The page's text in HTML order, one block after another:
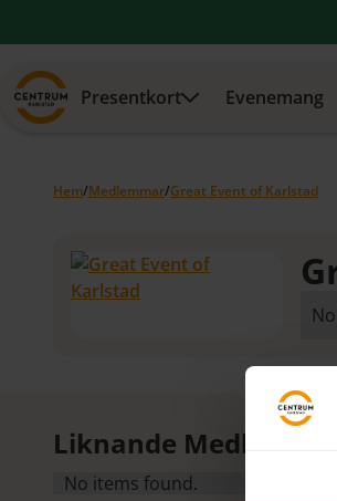
Presentkort Evenemang
Hem/Medlemmar/Great Event of Karlstad
Liknande Medlemmar
No items found.